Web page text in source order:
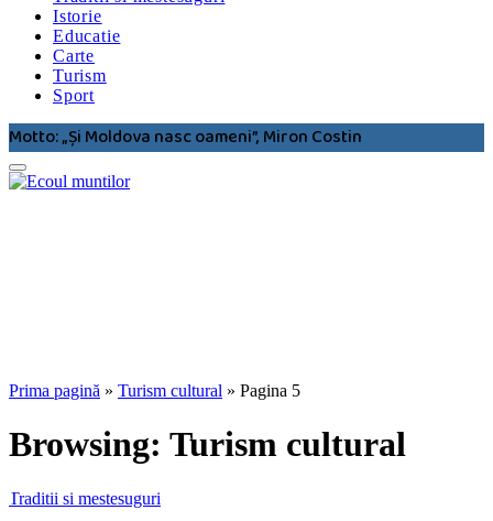
Istorie
Educatie
Carte
Turism
Sport
Motto: „Şi Moldova nasc oameni”, Miron Costin
Prima pagină » Turism cultural » Pagina 5
Browsing: Turism cultural
Traditii si mestesuguri